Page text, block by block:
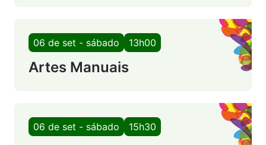
06 de set - sábado 13h00
Artes Manuais
06 de set - sábado 15h30